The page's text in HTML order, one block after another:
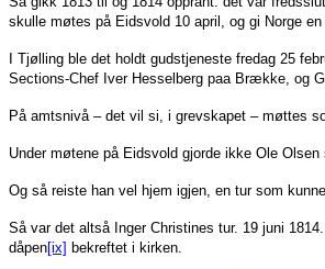
skulle møtes på Eidsvold 10 april, og gi Norge en
I Tjølling ble det holdt gudstjeneste fredag 25
Sections-Chef Iver Hesselberg paa Brække, og
På amtsnivå – det vil si, i grevskapet – møttes
Under møtene på Eidsvold gjorde ikke Ole
Og så reiste han vel hjem igjen, en tur som
Så var det altså Inger Christines tur. 19 juni
dåpen[ix] bekreftet i kirken.